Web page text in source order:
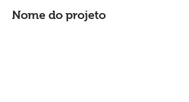
Nome do projeto